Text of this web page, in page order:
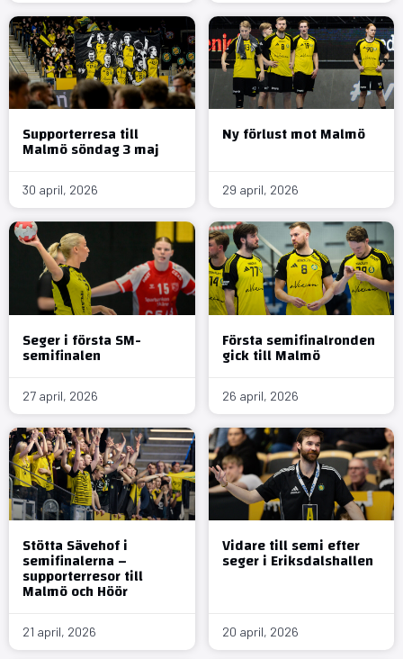
Supporterresa till
Malmö söndag 3 maj
30 april, 2026
Ny förlust mot Malmö
29 april, 2026
Seger i första SM-
semifinalen
27 april, 2026
Första semifinalronden
gick till Malmö
26 april, 2026
Stötta Sävehof i
semifinalerna –
supporterresor till
Malmö och Höör
21 april, 2026
Vidare till semi efter
seger i Eriksdalshallen
20 april, 2026